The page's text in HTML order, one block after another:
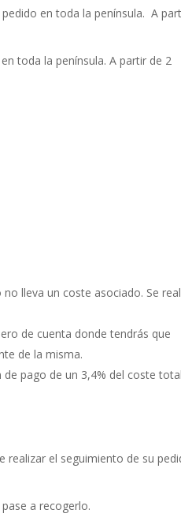
en toda la península. A
toda la península. A partir de 2
lleva un coste asociado. Se
de cuenta donde tendrás que
de la misma.
pago de un 3,4% del coste
realizar el seguimiento de su
a recogerlo.